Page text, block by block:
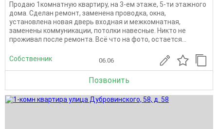
Продаю 1комнатную квартиру, на 3-ем этаже, 5-ти этажного
дома. Сделан ремонт, заменена проводка, окна,
установлена новая дверь входная и межкомнатная,
заменены коммуникации, потолки навесные. Никто не
проживал после ремонта. Всё что на фото, остается...
Собственник 06.06
Позвонить